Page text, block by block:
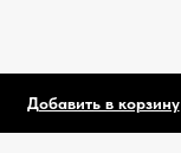
Добавить в корзину